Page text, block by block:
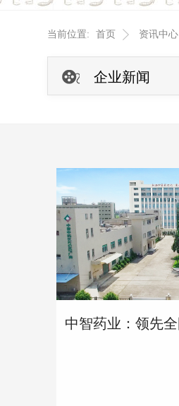
当前位置: 首页 资讯中心
企业新闻